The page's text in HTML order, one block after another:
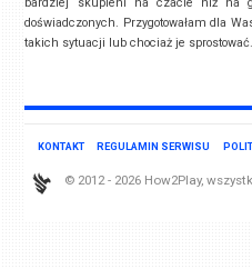
bardziej skupieni na czacie niż na
doświadczonych. Przygotowałam dla
takich sytuacji lub chociaż je sprostować.
KONTAKT REGULAMIN SERWISU
© 2012 - 2026 How2Play,